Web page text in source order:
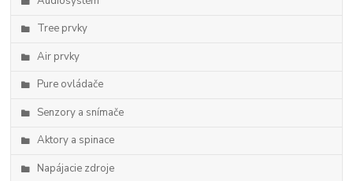
Tree prvky
Air prvky
Pure ovládače
Senzory a snímače
Aktory a spinace
Napájacie zdroje